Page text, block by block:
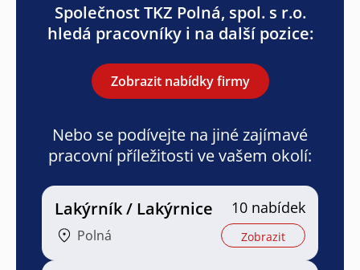
Společnost TKZ Polná, spol. s r.o.
hledá pracovníky i na další pozice:
Zobrazit nabídky firmy
Nebo se podívejte na jiné zajímavé
pracovní příležitosti ve vašem okolí:
Lakýrník / Lakýrnice
Polná
10 nabídek
Zobrazit